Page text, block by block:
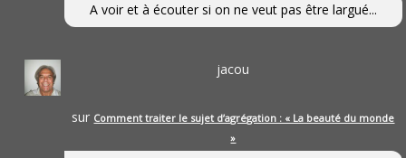
A voir et à écouter si on ne veut pas être largué...
jacou
sur Comment traiter le sujet d’agrégation : « La beauté du monde
»